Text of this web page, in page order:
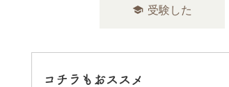
school 受験した
コチラもおススメ